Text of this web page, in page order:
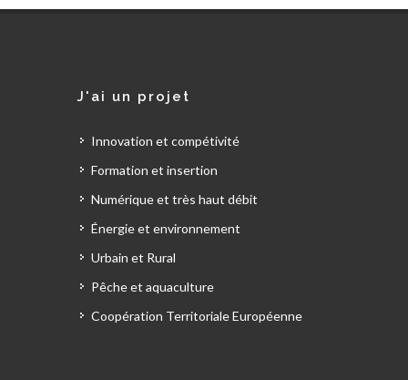
J'ai un projet
Innovation et compétivité
Formation et insertion
Numérique et très haut débit
Énergie et environnement
Urbain et Rural
Pêche et aquaculture
Coopération Territoriale Européenne